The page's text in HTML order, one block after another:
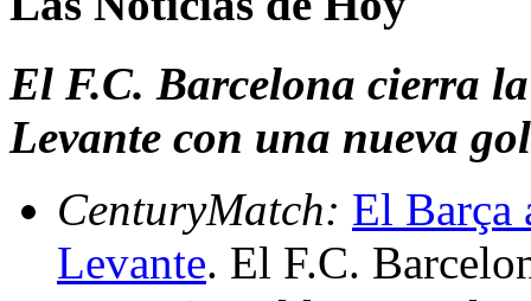
El F.C. Barcelona cierra
Levante con una nueva
CenturyMatch: El Barça
Levante. El F.C.